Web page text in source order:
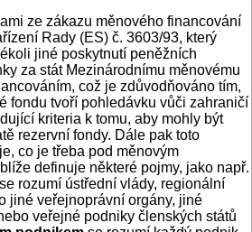
ze zákazu měnového financování
Rady (ES) č. 3603/93, který
jiné poskytnutí peněžních
za stát Mezinárodnímu měnovému
což je zdůvodňováno tím,
fondu tvoří pohledávku vůči zahraničí
kriteria k tomu, aby mohly být
rezervní fondy. Dále pak toto
co je třeba pod měnovým
definuje některé pojmy, jako např.
rozumí ústřední vlády, regionální
jiné veřejnoprávní orgány, jiné
veřejné podniky členských států